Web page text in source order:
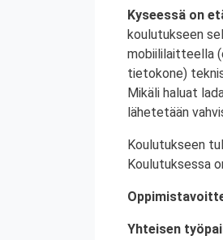
Kyseessä on
koulutukseen
mobiililaitteella
tietokone)
Mikäli haluat
lähetetään
Koulutukseen
Koulutuksessa
Yhteisen